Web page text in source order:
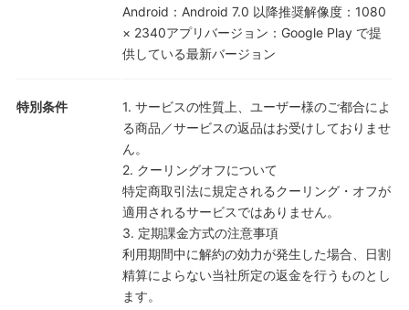
Android：Android 7.0 以降推奨解像度：1080
× 2340アプリバージョン：Google Play で提
供している最新バージョン
特別条件
1. サービスの性質上、ユーザー様のご都合によ
る商品／サービスの返品はお受けしておりませ
ん。
2. クーリングオフについて
特定商取引法に規定されるクーリング・オフが
適用されるサービスではありません。
3. 定期課金方式の注意事項
利用期間中に解約の効力が発生した場合、日割
精算によらない当社所定の返金を行うものとし
ます。